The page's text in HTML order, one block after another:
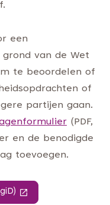
een
van de Wet
te beoordelen of
of
partijen gaan.
(PDF,
en de benodigde
toevoegen.
(Deze link gaat naar